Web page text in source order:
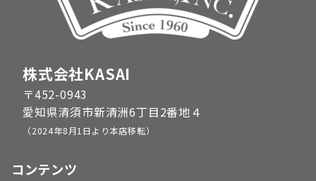
株式会社KASAI
〒452-0943
愛知県清須市新清洲6丁目2番地４
（2024年8月1日より本店移転）
コンテンツ